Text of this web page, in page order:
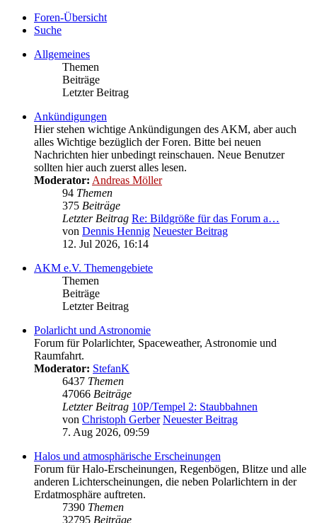
Foren-Übersicht
Suche
Allgemeines
Themen
Beiträge
Letzter Beitrag
Ankündigungen
Hier stehen wichtige Ankündigungen des AKM, aber auch
alles Wichtige bezüglich der Foren. Bitte bei neuen
Nachrichten hier unbedingt reinschauen. Neue Benutzer
sollten hier auch zuerst alles lesen.
Moderator: Andreas Möller
94 Themen
375 Beiträge
Letzter Beitrag Re: Bildgröße für das Forum a…
von Dennis Hennig Neuester Beitrag
12. Jul 2026, 16:14
AKM e.V. Themengebiete
Themen
Beiträge
Letzter Beitrag
Polarlicht und Astronomie
Forum für Polarlichter, Spaceweather, Astronomie und
Raumfahrt.
Moderator: StefanK
6437 Themen
47066 Beiträge
Letzter Beitrag 10P/Tempel 2: Staubbahnen
von Christoph Gerber Neuester Beitrag
7. Aug 2026, 09:59
Halos und atmosphärische Erscheinungen
Forum für Halo-Erscheinungen, Regenbögen, Blitze und alle
anderen Lichterscheinungen, die neben Polarlichtern in der
Erdatmosphäre auftreten.
7390 Themen
32795 Beiträge